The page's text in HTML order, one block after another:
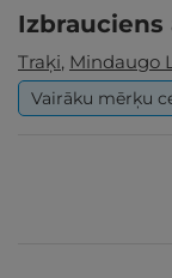
Izbrauciens
Traķi, Mindaugo
Vairāku mērķu